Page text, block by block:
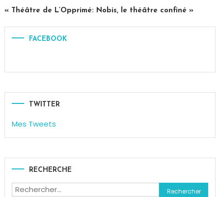
Cilia
« Théâtre de L’Opprimé: Nobis, le théâtre confiné »
FACEBOOK
TWITTER
Mes Tweets
RECHERCHE
Rechercher :